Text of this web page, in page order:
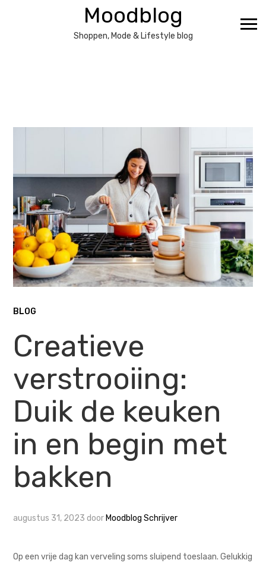
Moodblog
Shoppen, Mode & Lifestyle blog
BLOG
Creatieve
verstrooiing:
Duik de keuken
in en begin met
bakken
augustus 31, 2023 door Moodblog Schrijver
Op een vrije dag kan verveling soms sluipend toeslaan. Gelukkig